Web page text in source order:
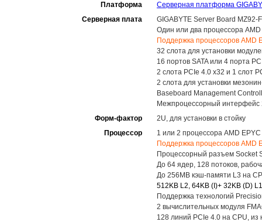
Платформа
Серверная платформа
Серверная плата
GIGABYTE Server Board MZ92-
Один или два процессора
Поддержка процессоров AMD
32 слота для установки
16 портов SATA или 4 порта
2 слота PCIe 4.0 x32 и 1 слот
2 слота для установки
Baseboard Management
Межпроцессорный интерфейс
Форм-фактор
2U, для установки в стойку
Процессор
1 или 2 процессора AMD
Поддержка процессоров AMD
Процессорный разъем Socket
До 64 ядер, 128 потоков,
До 256MB кэш-памяти L3 на
512KB L2, 64KB (I)+ 32KB (D) L1
Поддержка технологий
2 вычислительных модуля
128 линий PCIe 4.0 на CPU,